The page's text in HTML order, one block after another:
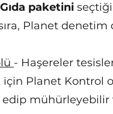
paketini
Planet denetim
- Haşereler
için Planet Kontrol
edip